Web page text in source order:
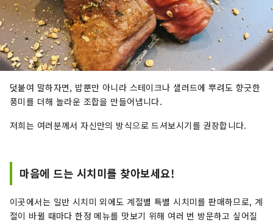
덧붙여 말하자면, 밥뿐만 아니라 스테이크나 샐러드에 뿌려도 향긋한
풍미를 더해 놀라운 조합을 만들어냅니다.
저희는 여러분께서 자신만의 방식으로 드셔보시기를 권장합니다.
마음에 드는 시치미를 찾아보세요!
이곳에서는 일반 시치미 외에도 계절별 특별 시치미를 판매하므로, 계
절이 바뀔 때마다 한정 메뉴를 맛보기 위해 여러 번 방문하고 싶어질